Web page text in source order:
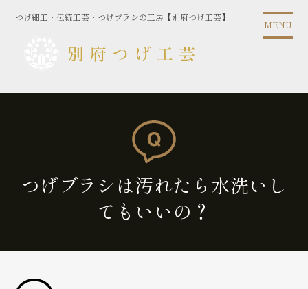
に
つげ細工・伝統工芸・つげブラシの工房【別府つげ工芸】
MENU
つげブラシは汚れたら水洗いし
てもいいの？